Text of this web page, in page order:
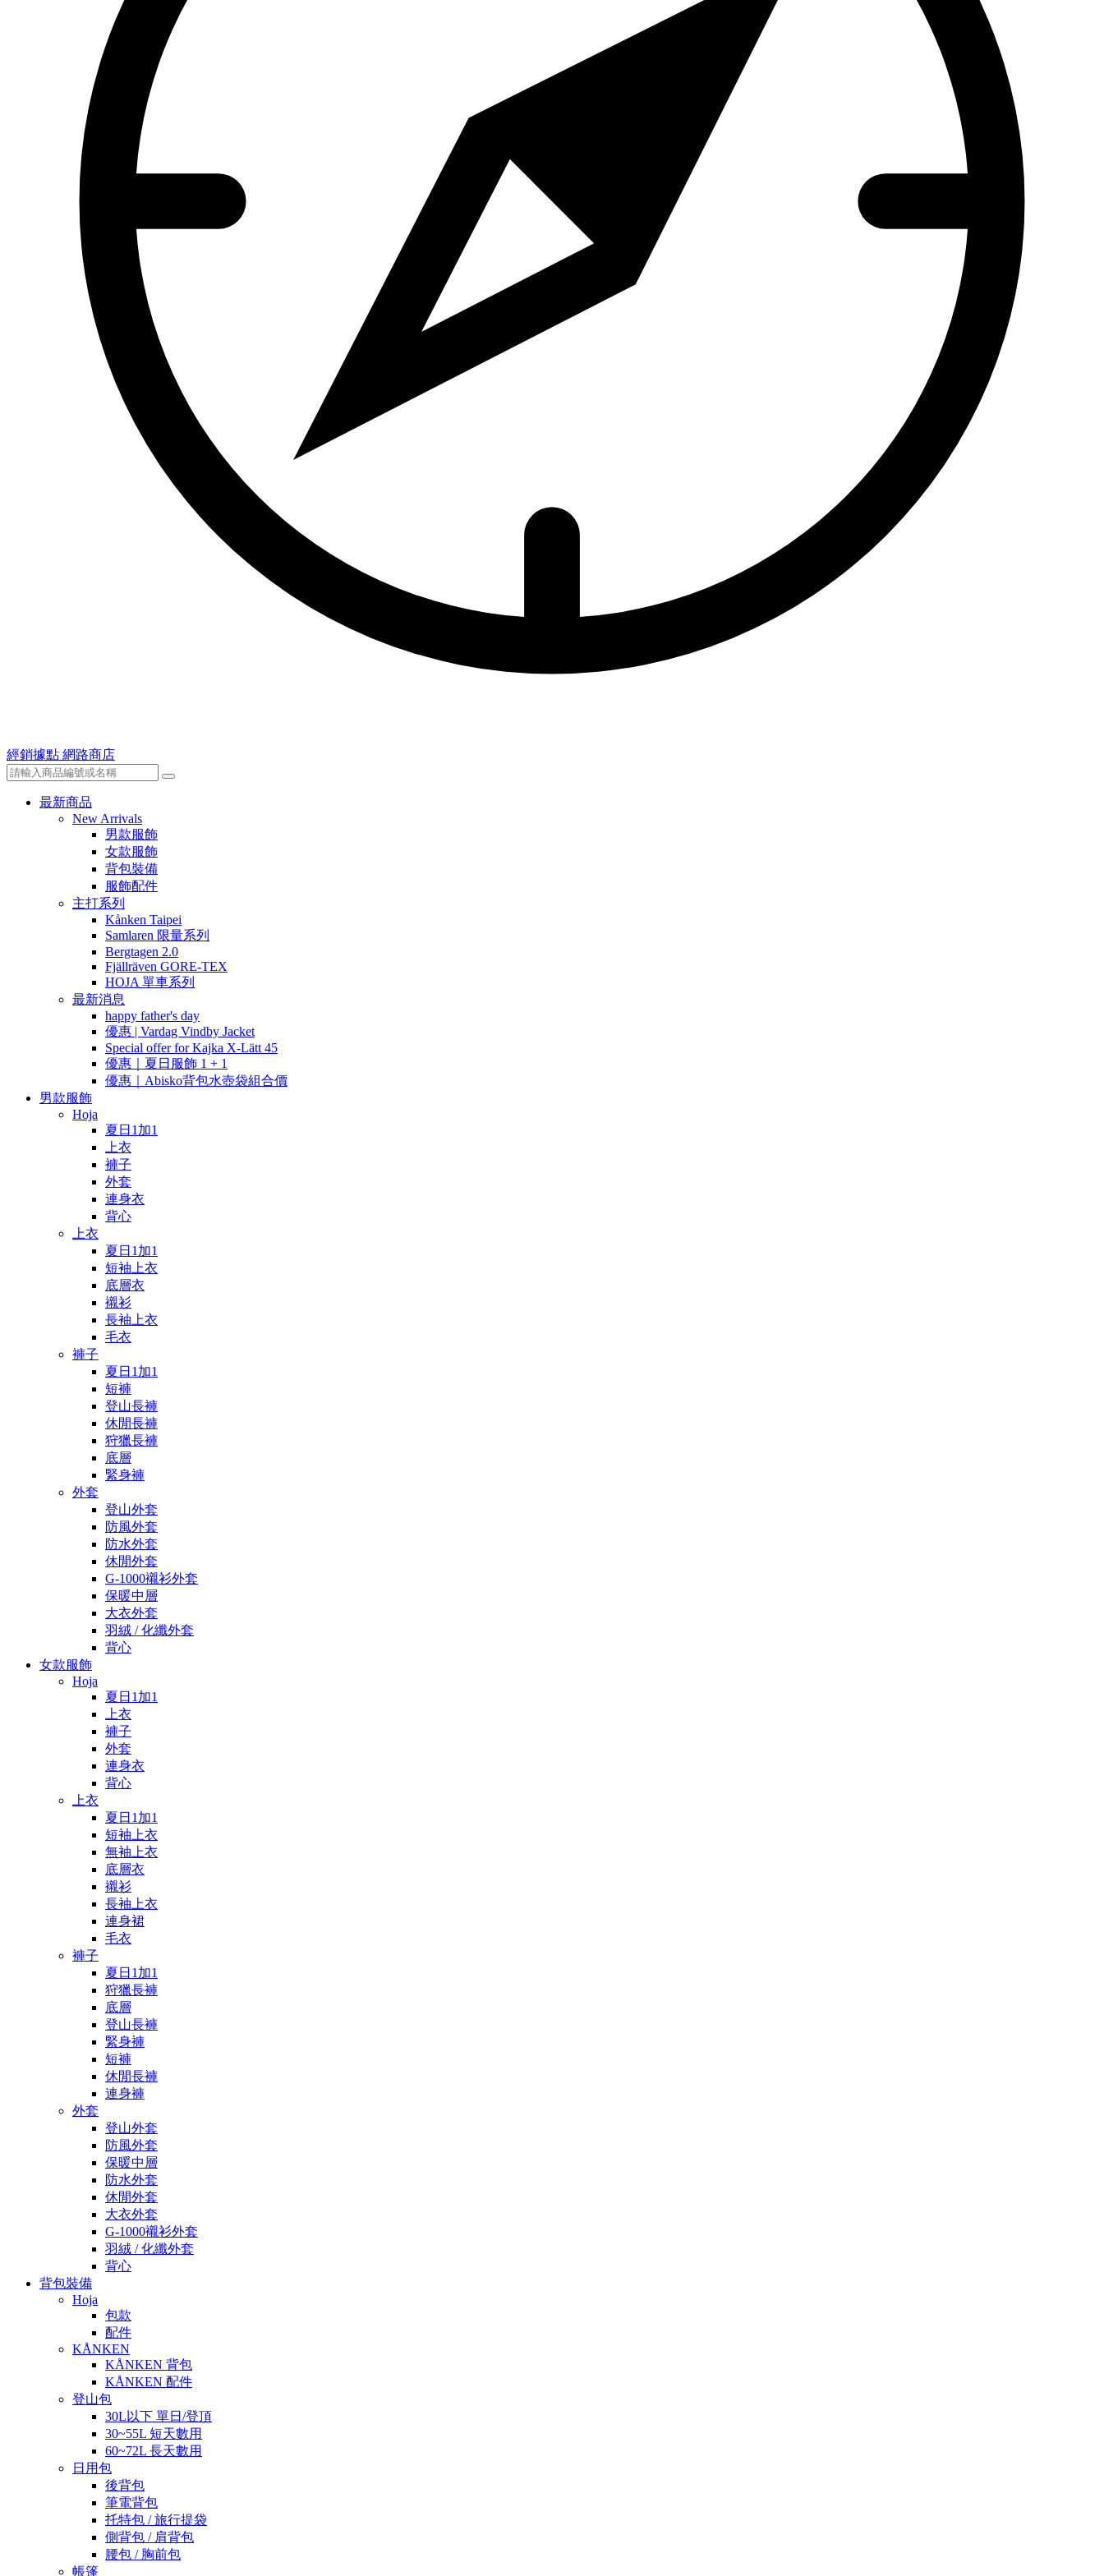
經銷據點 網路商店
最新商品
New Arrivals
男款服飾
女款服飾
背包裝備
服飾配件
主打系列
Kånken Taipei
Samlaren 限量系列
Bergtagen 2.0
Fjällräven GORE-TEX
HOJA 單車系列
最新消息
happy father's day
優惠 | Vardag Vindby Jacket
Special offer for Kajka X-Lätt 45
優惠｜夏日服飾 1 + 1
優惠｜Abisko背包水壺袋組合價
男款服飾
Hoja
夏日1加1
上衣
褲子
外套
連身衣
背心
上衣
夏日1加1
短袖上衣
底層衣
襯衫
長袖上衣
毛衣
褲子
夏日1加1
短褲
登山長褲
休閒長褲
狩獵長褲
底層
緊身褲
外套
登山外套
防風外套
防水外套
休閒外套
G-1000襯衫外套
保暖中層
大衣外套
羽絨 / 化纖外套
背心
女款服飾
Hoja
夏日1加1
上衣
褲子
外套
連身衣
背心
上衣
夏日1加1
短袖上衣
無袖上衣
底層衣
襯衫
長袖上衣
連身裙
毛衣
褲子
夏日1加1
狩獵長褲
底層
登山長褲
緊身褲
短褲
休閒長褲
連身褲
外套
登山外套
防風外套
保暖中層
防水外套
休閒外套
大衣外套
G-1000襯衫外套
羽絨 / 化纖外套
背心
背包裝備
Hoja
包款
配件
KÅNKEN
KÅNKEN 背包
KÅNKEN 配件
登山包
30L以下 單日/登頂
30~55L 短天數用
60~72L 長天數用
日用包
後背包
筆電背包
托特包 / 旅行提袋
側背包 / 肩背包
腰包 / 胸前包
帳篷